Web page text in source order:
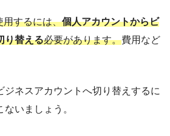
用するには、個人アカウントからビ
り替える必要があります。費用など
ジネスアカウントへ切り替えするに
いましょう。